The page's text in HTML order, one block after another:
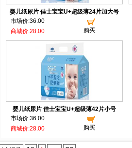
婴儿纸尿片 佳士宝宝U+超级薄24片加大号
市场价:36.00
购买
商城价:28.00
婴儿纸尿片 佳士宝宝U+超级薄42片小号
市场价:36.00
购买
商城价:28.00